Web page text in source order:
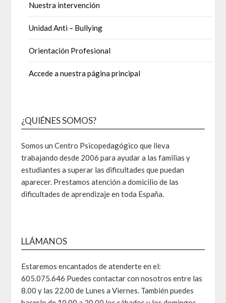
Nuestra intervención
Unidad Anti – Bullying
Orientación Profesional
Accede a nuestra página principal
¿QUIÉNES SOMOS?
Somos un Centro Psicopedagógico que lleva
trabajando desde 2006 para ayudar a las familias y
estudiantes a superar las dificultades que puedan
aparecer. Prestamos atención a domicilio de las
dificultades de aprendizaje en toda España.
LLÁMANOS
Estaremos encantados de atenderte en el:
605.075.646 Puedes contactar con nosotros entre las
8.00 y las 22.00 de Lunes a Viernes. También puedes